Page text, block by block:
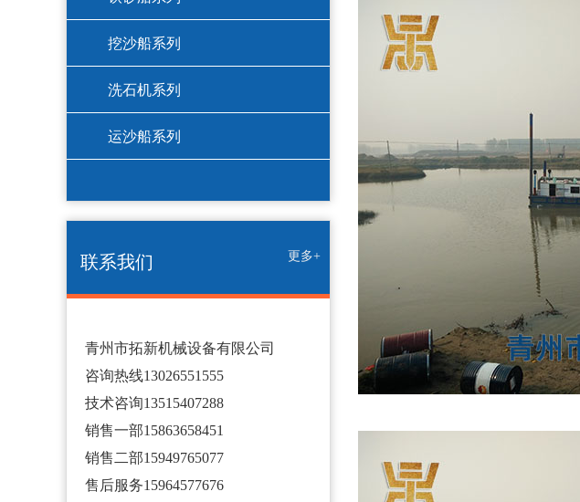
挖沙船系列
洗石机系列
运沙船系列
联系我们 更多+
青州市拓新机械设备有限公司
咨询热线13026551555
技术咨询13515407288
销售一部15863658451
销售二部15949765077
售后服务15964577676